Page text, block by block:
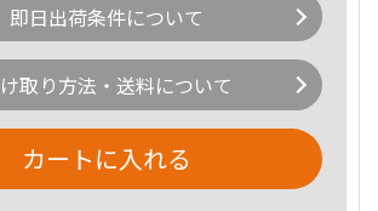
即日出荷条件について
取り方法・送料について
カートに入れる